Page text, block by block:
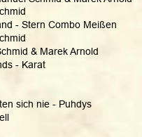
- Stern Combo Meißen
& Marek Arnold
- Karat
sich nie - Puhdys